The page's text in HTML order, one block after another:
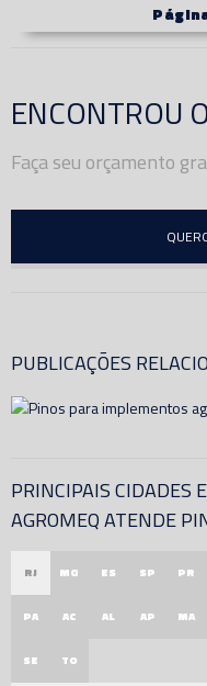
ENCONTROU
Faça seu orçamento
PUBLICAÇÕES
PRINCIPAIS CIDADES
AGROMEQ ATENDE
RJ MG ES SP PR
PA AC AL AP MA
SE TO